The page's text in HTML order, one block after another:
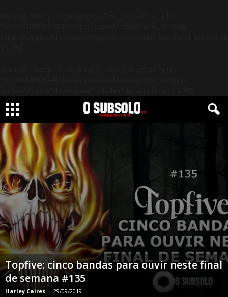
Topfive: cinco bandas para ouvir neste final
de semana #135
Harley Caires - 29/09/2019